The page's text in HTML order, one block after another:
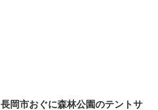
長岡市おぐに森林公園のテントサ